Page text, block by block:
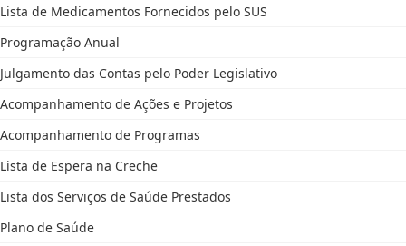
Lista de Medicamentos Fornecidos pelo SUS
Programação Anual
Julgamento das Contas pelo Poder Legislativo
Acompanhamento de Ações e Projetos
Acompanhamento de Programas
Lista de Espera na Creche
Lista dos Serviços de Saúde Prestados
Plano de Saúde